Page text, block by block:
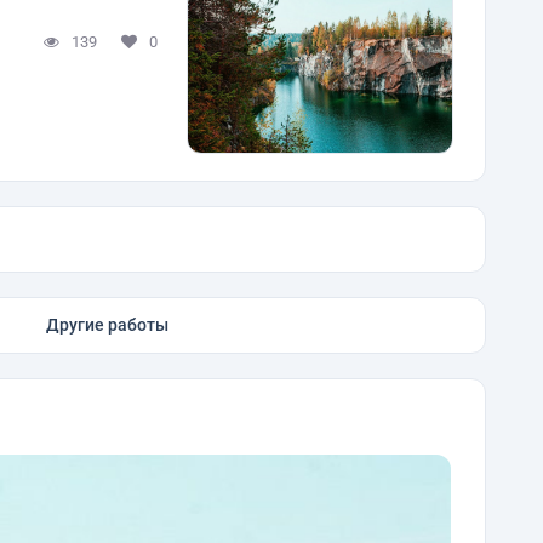
139 0
Другие работы